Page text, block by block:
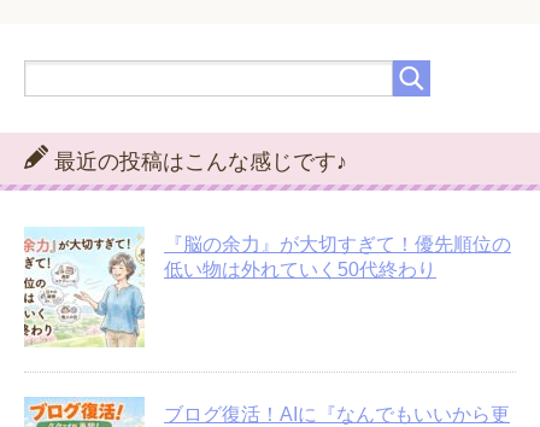
最近の投稿はこんな感じです♪
『脳の余力』が大切すぎて！優先順位の
低い物は外れていく50代終わり
ブログ復活！AIに『なんでもいいから更